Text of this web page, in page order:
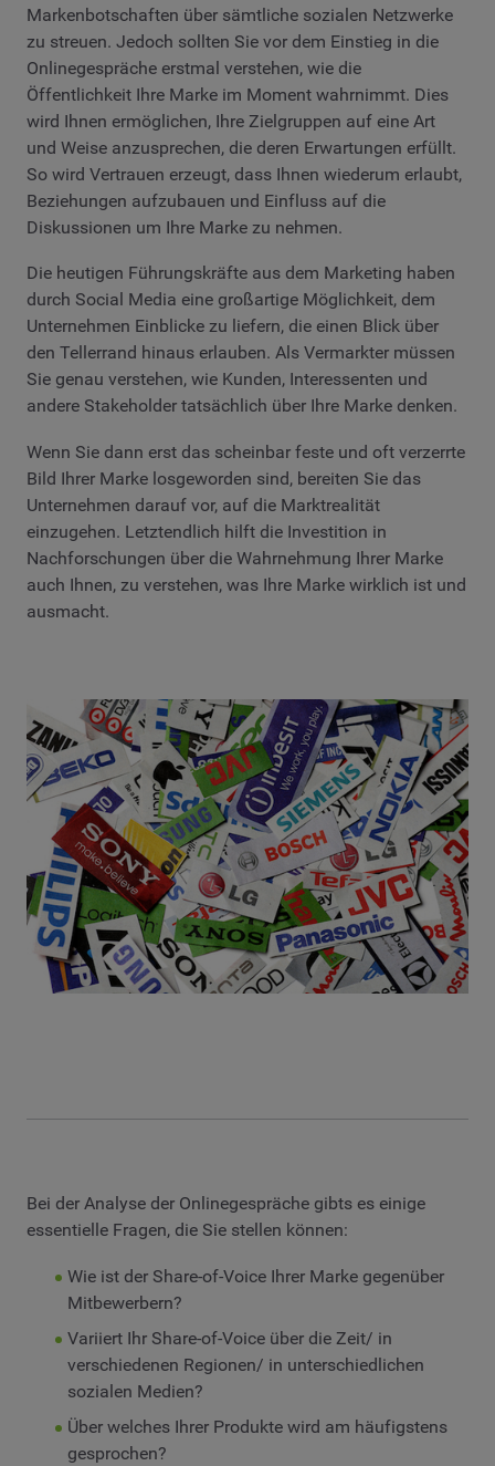
Markenbotschaften über sämtliche sozialen Netzwerke
zu streuen. Jedoch sollten Sie vor dem Einstieg in die
Onlinegespräche erstmal verstehen, wie die
Öffentlichkeit Ihre Marke im Moment wahrnimmt. Dies
wird Ihnen ermöglichen, Ihre Zielgruppen auf eine Art
und Weise anzusprechen, die deren Erwartungen erfüllt.
So wird Vertrauen erzeugt, dass Ihnen wiederum erlaubt,
Beziehungen aufzubauen und Einfluss auf die
Diskussionen um Ihre Marke zu nehmen.
Die heutigen Führungskräfte aus dem Marketing haben
durch Social Media eine großartige Möglichkeit, dem
Unternehmen Einblicke zu liefern, die einen Blick über
den Tellerrand hinaus erlauben. Als Vermarkter müssen
Sie genau verstehen, wie Kunden, Interessenten und
andere Stakeholder tatsächlich über Ihre Marke denken.
Wenn Sie dann erst das scheinbar feste und oft verzerrte
Bild Ihrer Marke losgeworden sind, bereiten Sie das
Unternehmen darauf vor, auf die Marktrealität
einzugehen. Letztendlich hilft die Investition in
Nachforschungen über die Wahrnehmung Ihrer Marke
auch Ihnen, zu verstehen, was Ihre Marke wirklich ist und
ausmacht.
Bei der Analyse der Onlinegespräche gibts es einige
essentielle Fragen, die Sie stellen können:
Wie ist der Share-of-Voice Ihrer Marke gegenüber
Mitbewerbern?
Variiert Ihr Share-of-Voice über die Zeit/ in
verschiedenen Regionen/ in unterschiedlichen
sozialen Medien?
Über welches Ihrer Produkte wird am häufigstens
gesprochen?